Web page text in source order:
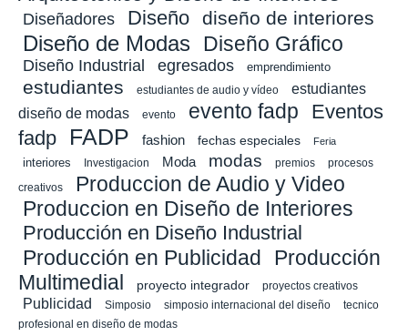
Diseñadores Diseño diseño de interiores
Diseño de Modas Diseño Gráfico
Diseño Industrial egresados emprendimiento
estudiantes estudiantes de audio y vídeo
estudiantes
diseño de modas
evento evento fadp
Eventos
fadp
FADP fashion fechas especiales Feria
interiores Investigacion Moda modas premios procesos
creativos Produccion de Audio y Video
Produccion en Diseño de Interiores
Producción en Diseño Industrial
Producción en Publicidad
Producción
Multimedial
proyecto integrador proyectos creativos
Publicidad Simposio simposio internacional del diseño
tecnico
profesional en diseño de modas